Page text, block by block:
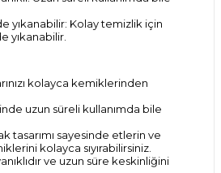
yıkanabilir: Kolay temizlik için
yıkanabilir.
kolayca kemiklerinden
uzun süreli kullanımda bile
tasarımı sayesinde etlerin ve
kolayca sıyırabilirsiniz.
ve uzun süre keskinliğini